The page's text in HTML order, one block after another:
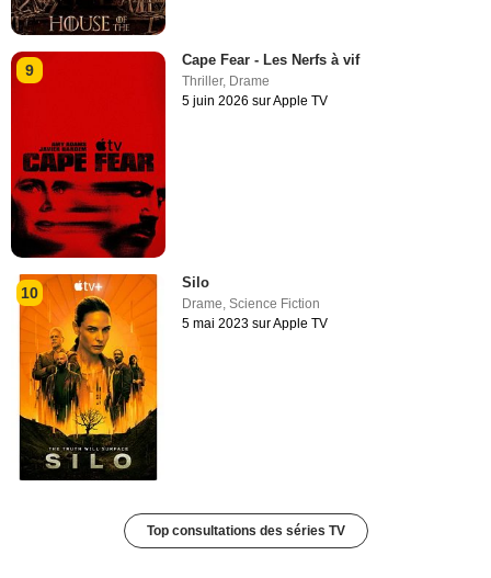
9
Cape Fear - Les Nerfs à vif
Thriller, Drame
5 juin 2026 sur Apple TV
10
Silo
Drame,Science Fiction
5 mai 2023 sur Apple TV
Top consultations des séries TV